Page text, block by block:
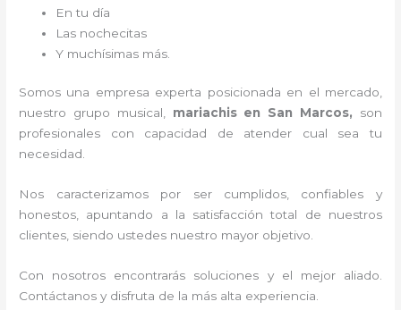
En tu día
Las nochecitas
Y muchísimas más.
Somos una empresa experta posicionada en el mercado,
nuestro grupo musical, mariachis en San Marcos, son
profesionales con capacidad de atender cual sea tu
necesidad.
Nos caracterizamos por ser cumplidos, confiables y
honestos, apuntando a la satisfacción total de nuestros
clientes, siendo ustedes nuestro mayor objetivo.
Con nosotros encontrarás soluciones y el mejor aliado.
Contáctanos y disfruta de la más alta experiencia.